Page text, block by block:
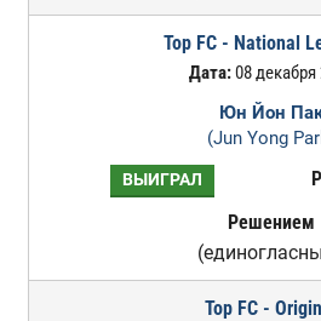
Top FC - National
Дата:08 декабря
Юн Йон
(Jun Yong
ВЫИГРАЛ
Решением
Top FC -